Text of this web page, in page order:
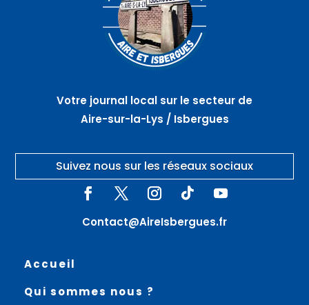
Votre journal local sur le secteur de
Aire-sur-la-Lys / Isbergues
Suivez nous sur les réseaux sociaux
Contact@AireIsbergues.fr
Accueil
Qui sommes nous ?